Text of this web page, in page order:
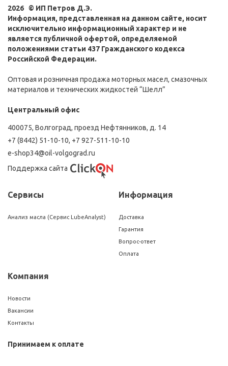
2026 © ИП Петров Д.Э.
Информация, представленная на данном сайте, носит
исключительно информационный характер и не
является публичной офертой, определяемой
положениями статьи 437 Гражданского кодекса
Российской Федерации.
Оптовая и розничная продажа моторных масел, смазочных
материалов и технических жидкостей “Шелл”
Центральный офис
400075, Волгоград, проезд Нефтянников, д. 14
+7 (8442) 51-10-10, +7 927-511-10-10
e-shop34@oil-volgograd.ru
Поддержка сайта
Сервисы
Анализ масла (Сервис LubeAnalyst)
Информация
Доставка
Гарантия
Вопрос-ответ
Оплата
Компания
Новости
Вакансии
Контакты
Принимаем к оплате